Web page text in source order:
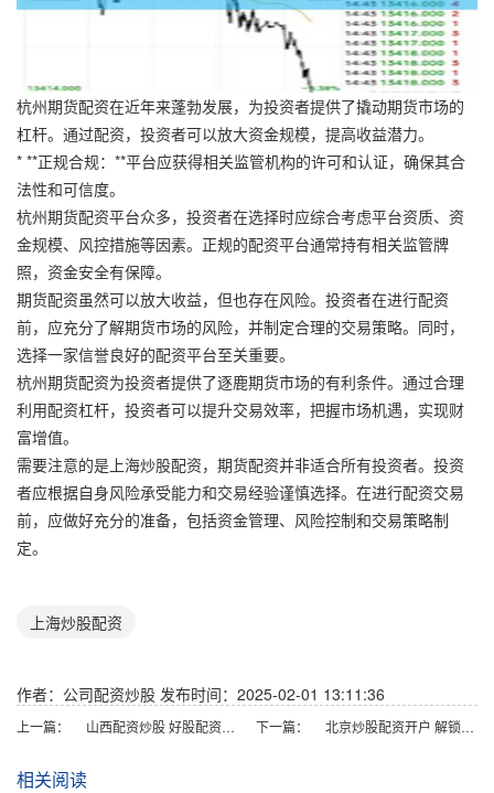
杭州期货配资在近年来蓬勃发展，为投资者提供了撬动期货市场的
杠杆。通过配资，投资者可以放大资金规模，提高收益潜力。
* **正规合规：**平台应获得相关监管机构的许可和认证，确保其合
法性和可信度。
杭州期货配资平台众多，投资者在选择时应综合考虑平台资质、资
金规模、风控措施等因素。正规的配资平台通常持有相关监管牌
照，资金安全有保障。
期货配资虽然可以放大收益，但也存在风险。投资者在进行配资
前，应充分了解期货市场的风险，并制定合理的交易策略。同时，
选择一家信誉良好的配资平台至关重要。
杭州期货配资为投资者提供了逐鹿期货市场的有利条件。通过合理
利用配资杠杆，投资者可以提升交易效率，把握市场机遇，实现财
富增值。
需要注意的是上海炒股配资，期货配资并非适合所有投资者。投资
者应根据自身风险承受能力和交易经验谨慎选择。在进行配资交易
前，应做好充分的准备，包括资金管理、风险控制和交易策略制
定。
上海炒股配资
作者：公司配资炒股 发布时间：2025-02-01 13:11:36
上一篇： 山西配资炒股 好股配资网：解锁投资潜力，助您财富倍增 下一篇： 北京炒股配资开户 解锁财富密码：配资股票平台，助你投资致富
相关阅读